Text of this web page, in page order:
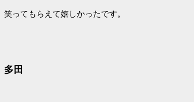
笑ってもらえて嬉しかったです。
多田